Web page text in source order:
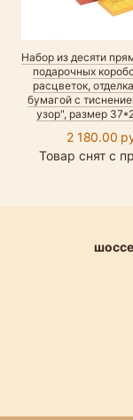
Набор из десяти
подарочных
расцветок,
бумагой с
узор", размер
2 180.00
Товар снят с